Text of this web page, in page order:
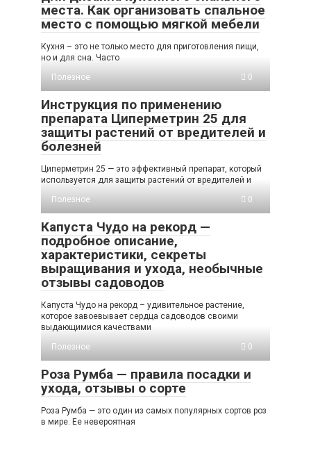
места. Как организовать спальное
место с помощью мягкой мебели
Кухня – это не только место для приготовления пищи,
но и для сна. Часто
Полезное
0
Инструкция по применению
препарата Циперметрин 25 для
защиты растений от вредителей и
болезней
Циперметрин 25 — это эффективный препарат, который
используется для защиты растений от вредителей и
Полезное
0
Капуста Чудо на рекорд —
подробное описание,
характеристики, секреты
выращивания и ухода, необычные
отзывы садоводов
Капуста Чудо на рекорд – удивительное растение,
которое завоевывает сердца садоводов своими
выдающимися качествами
Полезное
0
Роза Румба — правила посадки и
ухода, отзывы о сорте
Роза Румба — это один из самых популярных сортов роз
в мире. Ее невероятная